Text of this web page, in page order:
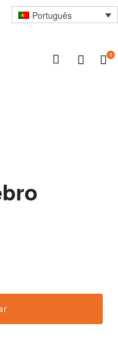
Português
0